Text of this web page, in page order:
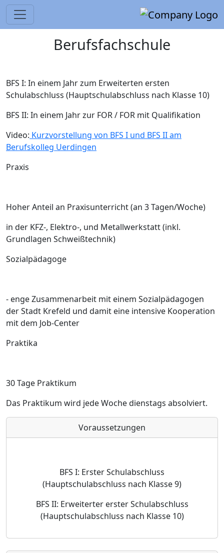
Berufsfachschule
BFS I: In einem Jahr zum Erweiterten ersten
Schulabschluss (Hauptschulabschluss nach Klasse 10)
BFS II: In einem Jahr zur FOR / FOR mit Qualifikation
Video: Kurzvorstellung von BFS I und BFS II am
Berufskolleg Uerdingen
Praxis
Hoher Anteil an Praxisunterricht (an 3 Tagen/Woche)
in der KFZ-, Elektro-, und Metallwerkstatt (inkl.
Grundlagen Schweißtechnik)
Sozialpädagoge
- enge Zusammenarbeit mit einem Sozialpädagogen
der Stadt Krefeld und damit eine intensive Kooperation
mit dem Job-Center
Praktika
30 Tage Praktikum
Das Praktikum wird jede Woche dienstags absolviert.
Voraussetzungen
BFS I: Erster Schulabschluss
(Hauptschulabschluss nach Klasse 9)
BFS II: Erweiterter erster Schulabschluss
(Hauptschulabschluss nach Klasse 10)